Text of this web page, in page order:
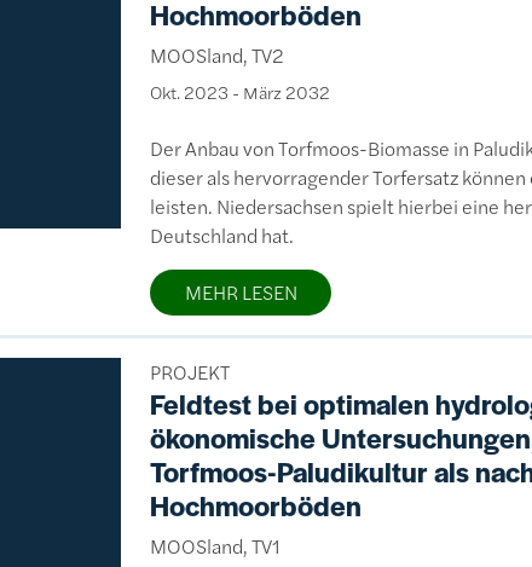
Hochmoorböden
MOOSland, TV2
Okt. 2023 - März 2032
Der Anbau von Torfmoos-Biomasse in
dieser als hervorragender Torfersatz
leisten. Niedersachsen spielt hierbei eine
Deutschland hat.
MEHR LESEN
PROJEKT
Feldtest bei optimalen
ökonomische
Torfmoos-Paludikultur als
Hochmoorböden
MOOSland, TV1